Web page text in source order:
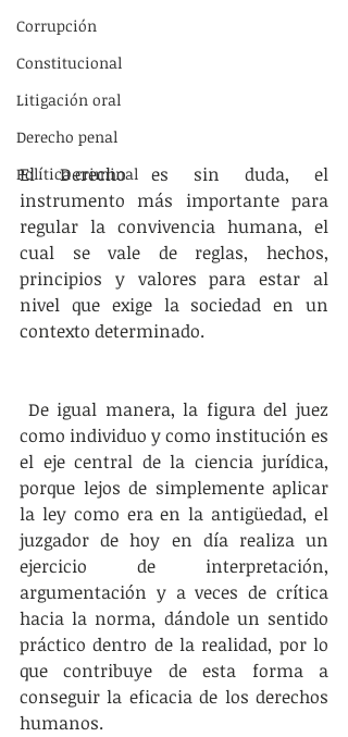
Corrupción
Constitucional
Litigación oral
Derecho penal
Política criminal
El Derecho es sin duda, el
instrumento más importante para
regular la convivencia humana, el
cual se vale de reglas, hechos,
principios y valores para estar al
nivel que exige la sociedad en un
contexto determinado.
como individuo y como institución es
el eje central de la ciencia jurídica,
porque lejos de simplemente aplicar
la ley como era en la antigüedad, el
juzgador de hoy en día realiza un
ejercicio de interpretación,
argumentación y a veces de crítica
hacia la norma, dándole un sentido
práctico dentro de la realidad, por lo
que contribuye de esta forma a
conseguir la eficacia de los derechos
humanos.